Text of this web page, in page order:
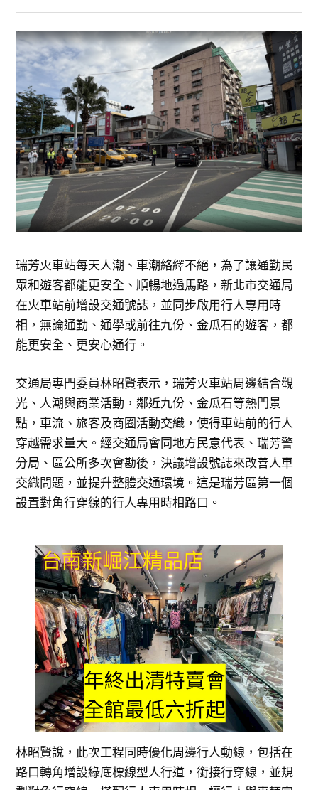
瑞芳火車站每天人潮、車潮絡繹不絕，為了讓通勤民
眾和遊客都能更安全、順暢地過馬路，新北市交通局
在火車站前增設交通號誌，並同步啟用行人專用時
相，無論通勤、通學或前往九份、金瓜石的遊客，都
能更安全、更安心通行。
交通局專門委員林昭賢表示，瑞芳火車站周邊結合觀
光、人潮與商業活動，鄰近九份、金瓜石等熱門景
點，車流、旅客及商圈活動交織，使得車站前的行人
穿越需求量大。經交通局會同地方民意代表、瑞芳警
分局、區公所多次會勘後，決議增設號誌來改善人車
交織問題，並提升整體交通環境。這是瑞芳區第一個
設置對角行穿線的行人專用時相路口。
林昭賢說，此次工程同時優化周邊行人動線，包括在
路口轉角增設綠底標線型人行道，銜接行穿線，並規